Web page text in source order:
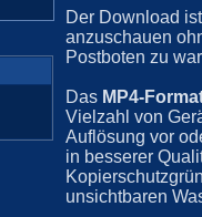
Der Download
anzuschauen
Postboten zu
Das MP4-
Vielzahl von
Auflösung vor
in besserer
unsichtbaren